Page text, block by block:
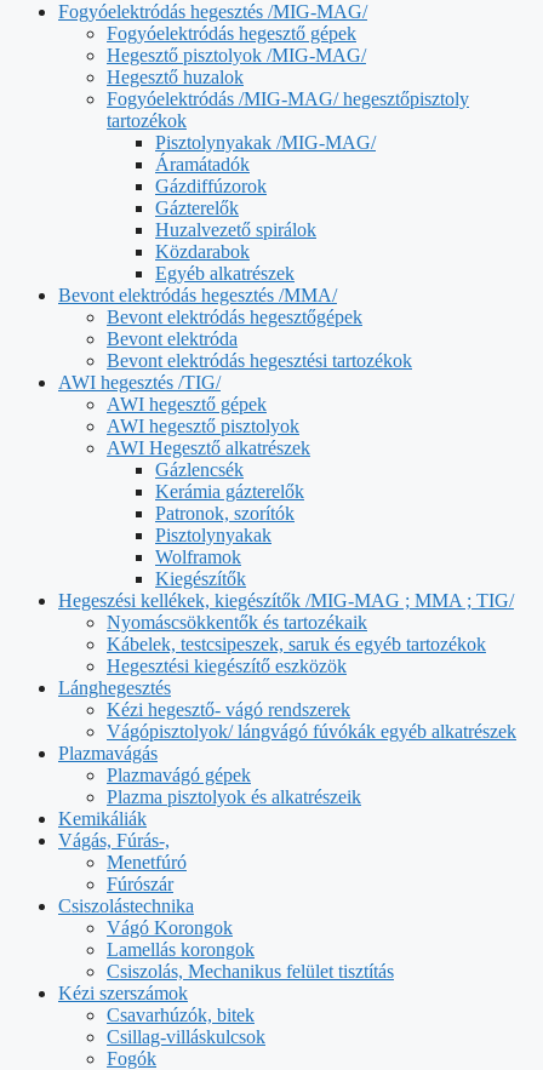
Fogyóelektródás hegesztés /MIG-MAG/
Fogyóelektródás hegesztő gépek
Hegesztő pisztolyok /MIG-MAG/
Hegesztő huzalok
Fogyóelektródás /MIG-MAG/ hegesztőpisztoly
tartozékok
Pisztolynyakak /MIG-MAG/
Áramátadók
Gázdiffúzorok
Gázterelők
Huzalvezető spirálok
Közdarabok
Egyéb alkatrészek
Bevont elektródás hegesztés /MMA/
Bevont elektródás hegesztőgépek
Bevont elektróda
Bevont elektródás hegesztési tartozékok
AWI hegesztés /TIG/
AWI hegesztő gépek
AWI hegesztő pisztolyok
AWI Hegesztő alkatrészek
Gázlencsék
Kerámia gázterelők
Patronok, szorítók
Pisztolynyakak
Wolframok
Kiegészítők
Hegeszési kellékek, kiegészítők /MIG-MAG ; MMA ; TIG/
Nyomáscsökkentők és tartozékaik
Kábelek, testcsipeszek, saruk és egyéb tartozékok
Hegesztési kiegészítő eszközök
Lánghegesztés
Kézi hegesztő- vágó rendszerek
Vágópisztolyok/ lángvágó fúvókák egyéb alkatrészek
Plazmavágás
Plazmavágó gépek
Plazma pisztolyok és alkatrészeik
Kemikáliák
Vágás, Fúrás-,
Menetfúró
Fúrószár
Csiszolástechnika
Vágó Korongok
Lamellás korongok
Csiszolás, Mechanikus felület tisztítás
Kézi szerszámok
Csavarhúzók, bitek
Csillag-villáskulcsok
Fogók